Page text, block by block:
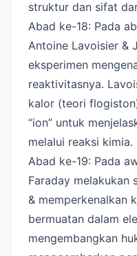
struktur dan sifat
Abad ke-18: Pada
Antoine Lavoisier &
eksperimen
reaktivitasnya.
kalor (teori
“ion” untuk
melalui reaksi kimia.
Abad ke-19: Pada
Faraday melakukan
& memperkenalkan
bermuatan dalam
mengembangkan